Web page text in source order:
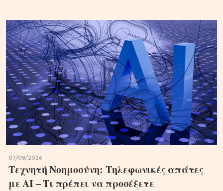
07/08/2026
Τεχνητή Νοημοσύνη: Τηλεφωνικές απάτες
με ΑΙ – Τι πρέπει να προσέξετε